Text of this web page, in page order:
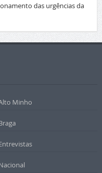
das urgências da
Minho